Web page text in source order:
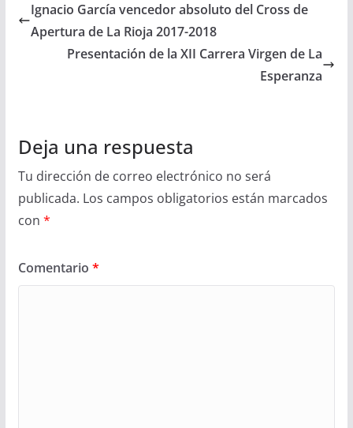
Ignacio García vencedor absoluto del Cross de
Apertura de La Rioja 2017-2018
Presentación de la XII Carrera Virgen de La
Esperanza
Deja una respuesta
Tu dirección de correo electrónico no será
publicada. Los campos obligatorios están marcados
con *
Comentario *